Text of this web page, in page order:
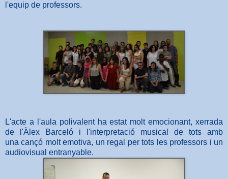
l'equip de professors.
L'acte a l'aula polivalent ha estat molt emocionant, xerrada
de l'Àlex Barceló i l'interpretació musical de tots amb
una cançó molt emotiva, un regal per tots les professors i un
audiovisual entranyable.